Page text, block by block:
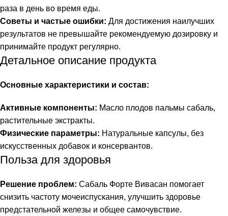
раза в день во время еды.
Советы и частые ошибки: Для достижения наилучших
результатов не превышайте рекомендуемую дозировку и
принимайте продукт регулярно.
Детальное описание продукта
Основные характеристики и состав:
Активные компоненты: Масло плодов пальмы сабаль,
растительные экстракты.
Физические параметры: Натуральные капсулы, без
искусственных добавок и консервантов.
Польза для здоровья
Решение проблем: Сабаль Форте Вивасан помогает
снизить частоту мочеиспускания, улучшить здоровье
предстательной железы и общее самочувствие.